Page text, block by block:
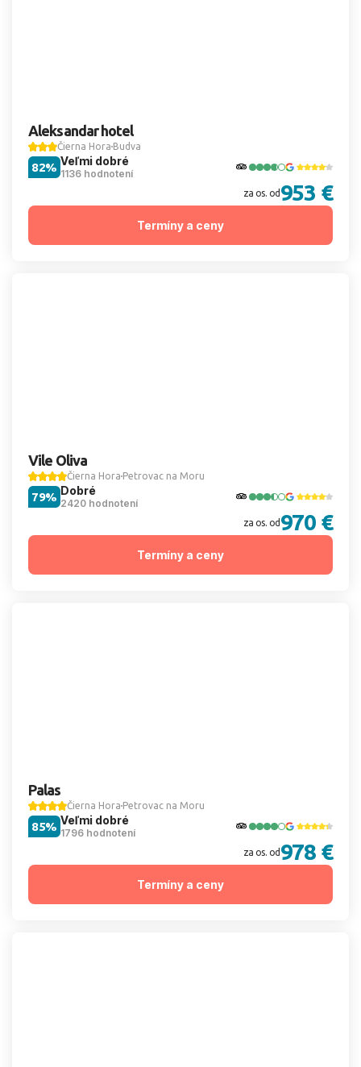
Aleksandar hotel
Čierna Hora Budva
Veľmi dobré
1136 hodnotení
82%
za os. od 953 €
Termíny a ceny
Vile Oliva
Čierna Hora Petrovac na Moru
Dobré
2420 hodnotení
79%
za os. od 970 €
Termíny a ceny
Palas
Čierna Hora Petrovac na Moru
Veľmi dobré
1796 hodnotení
85%
za os. od 978 €
Termíny a ceny